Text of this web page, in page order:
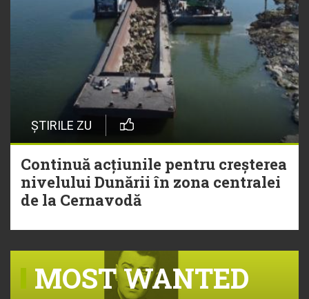
ȘTIRILE ZU
Continuă acțiunile pentru creșterea
nivelului Dunării în zona centralei
de la Cernavodă
MOST WANTED